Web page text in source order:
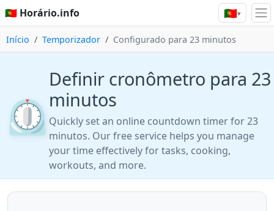
🇵🇹 Horário.info 🇵🇹▾
Início Temporizador Configurado para 23 minutos
⏲️
Definir cronômetro para 23
minutos
Quickly set an online countdown timer for 23
minutos. Our free service helps you manage
your time effectively for tasks, cooking,
workouts, and more.